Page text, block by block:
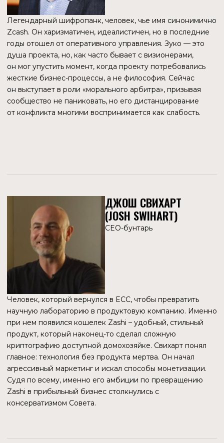
ХРОНОЛОГИЯ РАСПАДА
Восстановленная из разных источников хроника событий
выглядит как сценарий корпоративного триллера:
«Тишина в эфире» (октябрь — начало декабря 2025
года). Совет Bootstrap, будучи владельцем ECC,
Свихарт, действуя как CEO, ведет переговоры.
Совет утверждает, что в течение 60 дней
их держали в информационном вакууме,
не предоставляя деталей о том, на каких условиях
Zashi будет продан новой компании.
Документы и шок (3-13 декабря). Когда
Совета, цифры вызвали недоумение.
Кошелек Zashi сгодовой выручкой(run rate) в
$4-5 млн. (по данным за 4 квартал 2025).
Продажа актива новой частной компании всего
за $1,5 млн. Причем не сразу, а в рассрочку на 9
лет.
которую должен был возглавить сам Джош
должна быть закрыта до 1 января 2026 года. В
БОГАТСТВОМ
Еще летом 2025 года Electric Coin Company (ECC)
находилась в сложном положении. Согласноотчету
Transparency Report за июнь 2025 года, операционные
перед Least Authority в размере $ 3,3 млн. Компания
выживала, считая каждый цент.
Но в октябре 2025 года ситуация перевернулась. Курс
ZEC начал вертикальный взлет с $ 70 до $ 150 за неделю,
а к ноябрю достиг исторического максимума в $ 750.
Bootstrap оказались владельцами активов на десятки
Свихарт увидел в этом шанс — выделить успешный
бюрократии.